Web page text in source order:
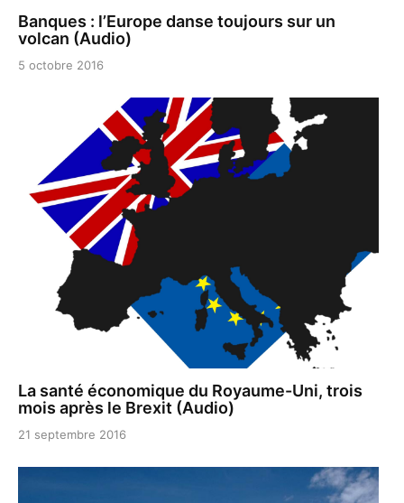
Banques : l’Europe danse toujours sur un
volcan (Audio)
5 octobre 2016
La santé économique du Royaume-Uni, trois
mois après le Brexit (Audio)
21 septembre 2016